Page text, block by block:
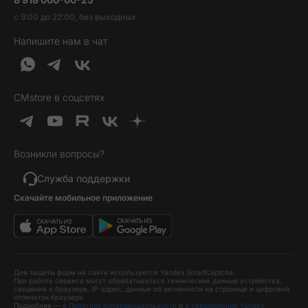
Наушники и колонки
Гаджеты
Услуги и софт
Идеи подарков
Товары дня
Выгодные комплекты
Хиты продаж
Уценка
Трейд-ин
Гарантия и возврат
Доставка и оплата
Кредит и рассрочка
Контакты
Обратная связь
О нас
с 9:00 до 22:00, без выходных
Напишите нам в чат
CMstore в соцсетях
Возникли вопросы?
Служба поддержки
Скачайте мобильное приложение
Для защиты форм на сайте используется Yandex SmartCaptcha.
При работе сервиса могут обрабатываться технические данные устройства,
сведения о браузере, IP-адрес, данные об активности на странице и цифровой
отпечаток браузера.
Подробнее — в Политике конфиденциальности и в уведомлении Yandex